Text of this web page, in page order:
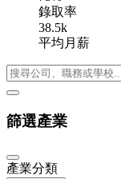
錄取率
38.5k
平均月薪
篩選產業
產業分類